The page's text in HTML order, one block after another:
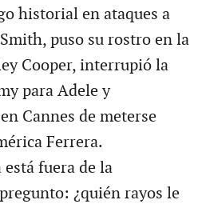
historial en ataques a
puso su rostro en la
Cooper, interrupió la
para Adele y
Cannes de meterse
Ferrera.
fuera de la
¿quién rayos le